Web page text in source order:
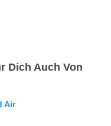
Dich Auch Von
Air